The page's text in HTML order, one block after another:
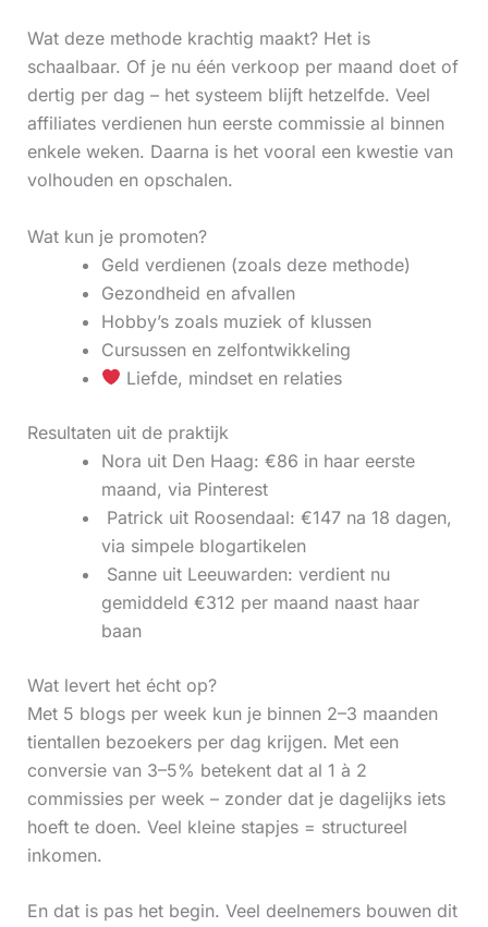
Wat deze methode krachtig maakt? Het is
schaalbaar. Of je nu één verkoop per maand doet of
dertig per dag – het systeem blijft hetzelfde. Veel
affiliates verdienen hun eerste commissie al binnen
enkele weken. Daarna is het vooral een kwestie van
volhouden en opschalen.
Wat kun je promoten?
Geld verdienen (zoals deze methode)
Gezondheid en afvallen
Hobby’s zoals muziek of klussen
Cursussen en zelfontwikkeling
Liefde, mindset en relaties
Resultaten uit de praktijk
Nora uit Den Haag: €86 in haar eerste
maand, via Pinterest
‍ Patrick uit Roosendaal: €147 na 18 dagen,
via simpele blogartikelen
‍ Sanne uit Leeuwarden: verdient nu
gemiddeld €312 per maand naast haar
baan
Wat levert het écht op?
Met 5 blogs per week kun je binnen 2–3 maanden
tientallen bezoekers per dag krijgen. Met een
conversie van 3–5% betekent dat al 1 à 2
commissies per week – zonder dat je dagelijks iets
hoeft te doen. Veel kleine stapjes = structureel
inkomen.
En dat is pas het begin. Veel deelnemers bouwen dit